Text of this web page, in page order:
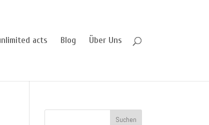
acts Blog Über Uns